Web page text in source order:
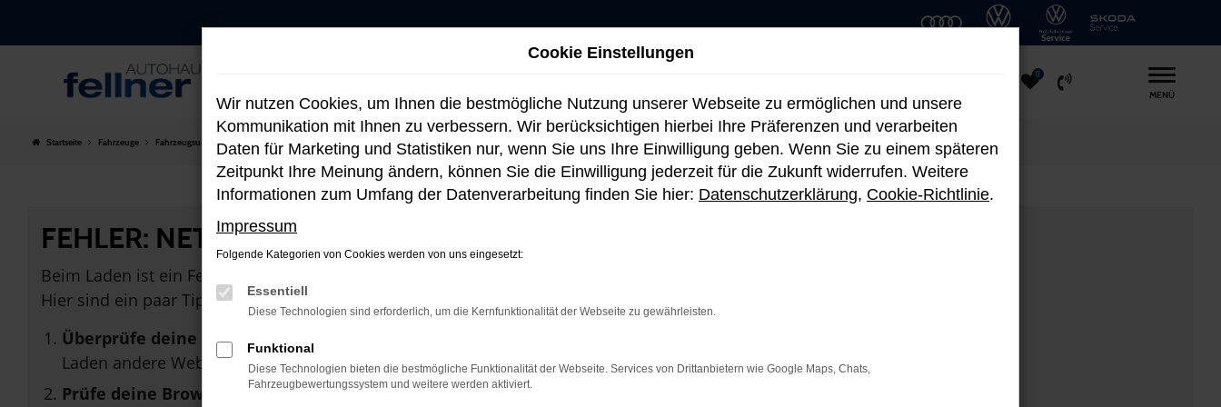
Hauptinhalt
MENÜ
0
Startseite Fahrzeuge Fahrzeugsuche
FEHLER: NETWORK ERROR
Beim Laden ist ein Fehler aufgetreten.
Hier sind ein paar Tipps, die dir helfen können:
Überprüfe deine Firewall und deine Internetverbindung.
Laden andere Webseiten, zum Beispiel deine Suchmaschine?
Prüfe deine Browsererweiterungen.
Cookie Einstellungen
Wir nutzen Cookies, um Ihnen die bestmögliche Nutzung unserer Webseite zu ermöglichen und unsere
Kommunikation mit Ihnen zu verbessern. Wir berücksichtigen hierbei Ihre Präferenzen und verarbeiten
Daten für Marketing und Statistiken nur, wenn Sie uns Ihre Einwilligung geben. Wenn Sie zu einem späteren
Zeitpunkt Ihre Meinung ändern, können Sie die Einwilligung jederzeit für die Zukunft widerrufen. Weitere
Informationen zum Umfang der Datenverarbeitung finden Sie hier: Datenschutzerklärung, Cookie-Richtlinie.
Impressum
Folgende Kategorien von Cookies werden von uns eingesetzt:
Essentiell
Diese Technologien sind erforderlich, um die Kernfunktionalität der Webseite zu gewährleisten.
Funktional
Diese Technologien bieten die bestmögliche Funktionalität der Webseite. Services von Drittanbietern wie Google Maps, Chats,
Fahrzeugbewertungssystem und weitere werden aktiviert.